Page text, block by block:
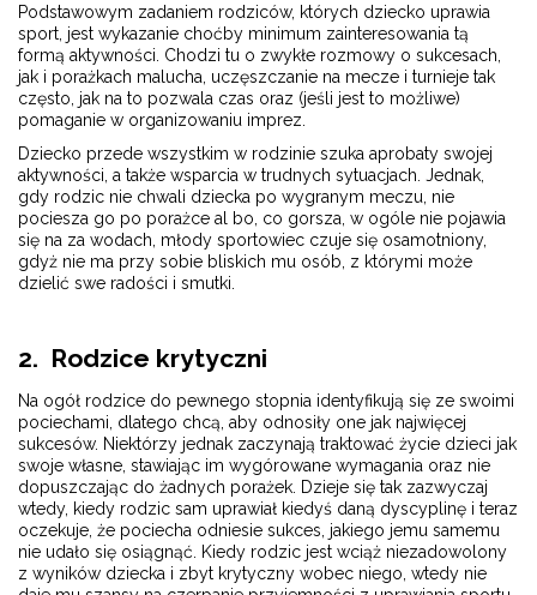
Podstawowym zadaniem rodziców, których dziecko uprawia
sport, jest wykazanie choćby minimum zainteresowania tą
formą aktywności. Chodzi tu o zwykłe rozmowy o sukcesach,
jak i porażkach malucha, uczęszczanie na mecze i turnieje tak
często, jak na to pozwala czas oraz (jeśli jest to możliwe)
pomaganie w organizowaniu imprez.
Dziecko przede wszystkim w rodzinie szuka aprobaty swojej
aktywności, a także wsparcia w trudnych sytuacjach. Jednak,
gdy rodzic nie chwali dziecka po wygranym meczu, nie
pociesza go po porażce al bo, co gorsza, w ogóle nie pojawia
się na za wodach, młody sportowiec czuje się osamotniony,
gdyż nie ma przy sobie bliskich mu osób, z którymi może
dzielić swe radości i smutki.
2. Rodzice krytyczni
Na ogół rodzice do pewnego stopnia identyfikują się ze swoimi
pociechami, dlatego chcą, aby odnosiły one jak najwięcej
sukcesów. Niektórzy jednak zaczynają traktować życie dzieci jak
swoje własne, stawiając im wygórowane wymagania oraz nie
dopuszczając do żadnych porażek. Dzieje się tak zazwyczaj
wtedy, kiedy rodzic sam uprawiał kiedyś daną dyscyplinę i teraz
oczekuje, że pociecha odniesie sukces, jakiego jemu samemu
nie udało się osiągnąć. Kiedy rodzic jest wciąż niezadowolony
z wyników dziecka i zbyt krytyczny wobec niego, wtedy nie